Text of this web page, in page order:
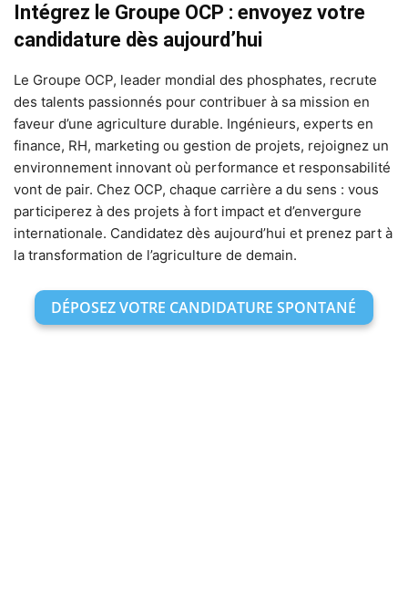
Intégrez le Groupe OCP : envoyez votre
candidature dès aujourd’hui
Le Groupe OCP, leader mondial des phosphates, recrute
des talents passionnés pour contribuer à sa mission en
faveur d’une agriculture durable. Ingénieurs, experts en
finance, RH, marketing ou gestion de projets, rejoignez un
environnement innovant où performance et responsabilité
vont de pair. Chez OCP, chaque carrière a du sens : vous
participerez à des projets à fort impact et d’envergure
internationale. Candidatez dès aujourd’hui et prenez part à
la transformation de l’agriculture de demain.
DÉPOSEZ VOTRE CANDIDATURE SPONTANÉ